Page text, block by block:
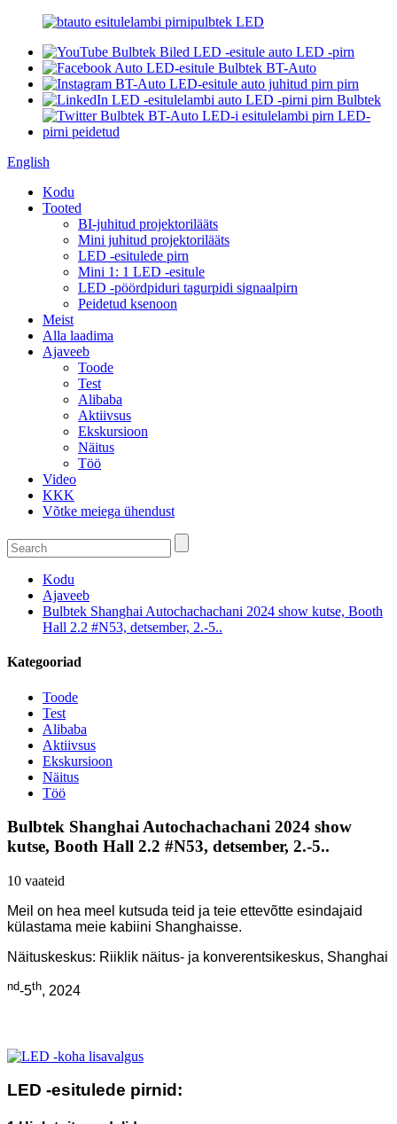
English
Kodu
Tooted
BI-juhitud projektorilääts
Mini juhitud projektorilääts
LED -esitulede pirn
Mini 1: 1 LED -esitule
LED -pöördpiduri tagurpidi signaalpirn
Peidetud ksenoon
Meist
Alla laadima
Ajaveeb
Toode
Test
Alibaba
Aktiivsus
Ekskursioon
Näitus
Töö
Video
KKK
Võtke meiega ühendust
Kodu
Ajaveeb
Bulbtek Shanghai Autochachachani 2024 show kutse, Booth
Hall 2.2 #N53, detsember, 2.-5..
Kategooriad
Toode
Test
Alibaba
Aktiivsus
Ekskursioon
Näitus
Töö
Bulbtek Shanghai Autochachachani 2024 show
kutse, Booth Hall 2.2 #N53, detsember, 2.-5..
10 vaateid
Meil on hea meel kutsuda teid ja teie ettevõtte esindajaid
külastama meie kabiini Shanghaisse.
Näituskeskus: Riiklik näitus- ja konverentsikeskus, Shanghai
nd-5th, 2024
LED -esitulede pirnid: